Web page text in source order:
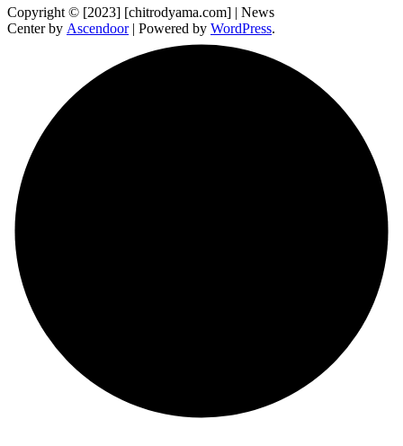
Copyright © [2023] [chitrodyama.com] | News
Center by Ascendoor| Powered by WordPress.